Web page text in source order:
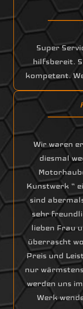
Super
hilfsbereit.
kompetent.
Wir waren
diesmal
Kunstwerk “
sind
sehr
lieben Frau
überrascht
Preis und
nur
werden uns
Werk